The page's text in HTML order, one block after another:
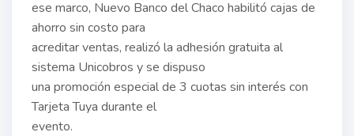
ese marco, Nuevo Banco del Chaco habilitó cajas de
ahorro sin costo para
acreditar ventas, realizó la adhesión gratuita al
sistema Unicobros y se dispuso
una promoción especial de 3 cuotas sin interés con
Tarjeta Tuya durante el
evento.